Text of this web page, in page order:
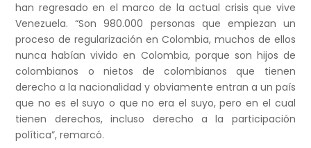
han regresado en el marco de la actual crisis que vive
Venezuela. “Son 980.000 personas que empiezan un
proceso de regularización en Colombia, muchos de ellos
nunca habían vivido en Colombia, porque son hijos de
colombianos o nietos de colombianos que tienen
derecho a la nacionalidad y obviamente entran a un país
que no es el suyo o que no era el suyo, pero en el cual
tienen derechos, incluso derecho a la participación
política”, remarcó.